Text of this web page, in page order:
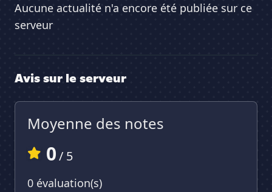
Aucune actualité n'a encore été publiée sur ce
serveur
Avis sur le serveur
Moyenne des notes
0/ 5
0 évaluation(s)